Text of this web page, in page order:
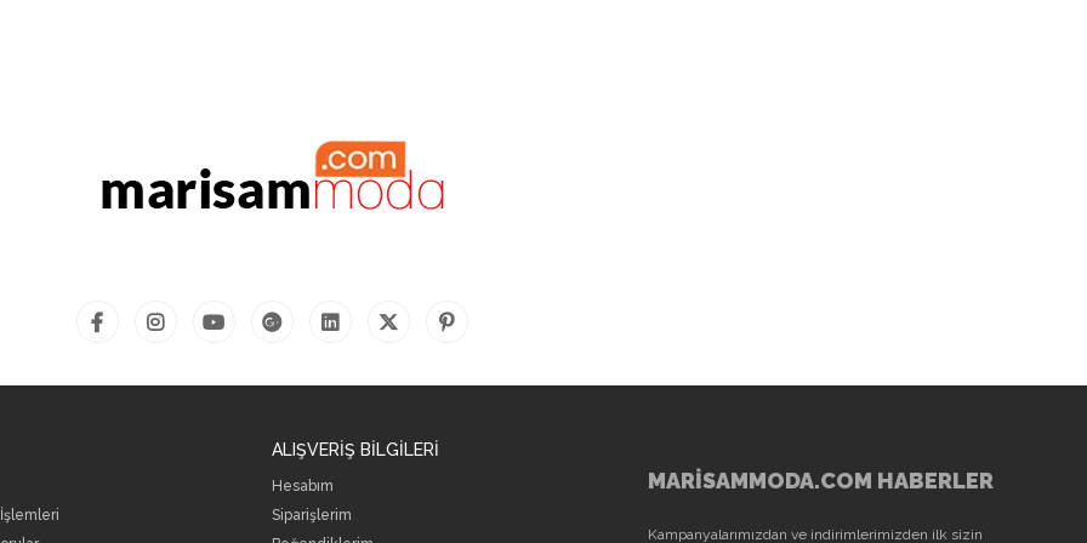
ALIŞVERİŞ BİLGİLERİ
Hesabım
Siparişlerim
MARİSAMMODA.COM HABERLER
Kampanyalarımızdan ve indirimlerimizden ilk sizin